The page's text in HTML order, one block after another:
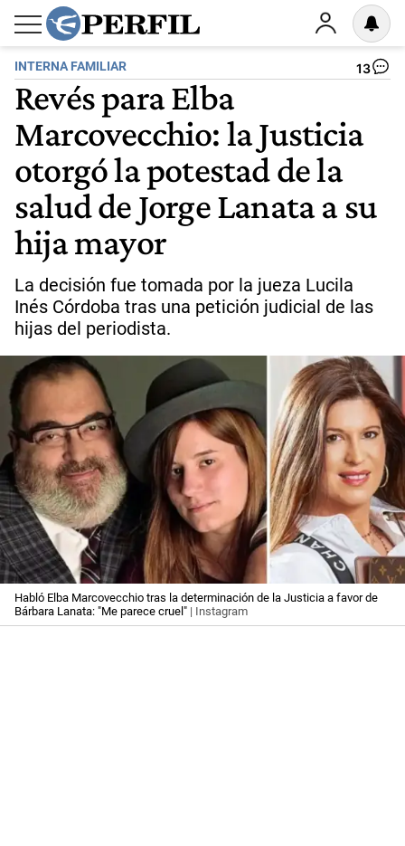
INTERNA FAMILIAR 13
Revés para Elba
Marcovecchio: la Justicia
otorgó la potestad de la
salud de Jorge Lanata a su
hija mayor
La decisión fue tomada por la jueza Lucila
Inés Córdoba tras una petición judicial de las
hijas del periodista.
Habló Elba Marcovecchio tras la determinación de la Justicia a favor de
Bárbara Lanata: "Me parece cruel" | Instagram